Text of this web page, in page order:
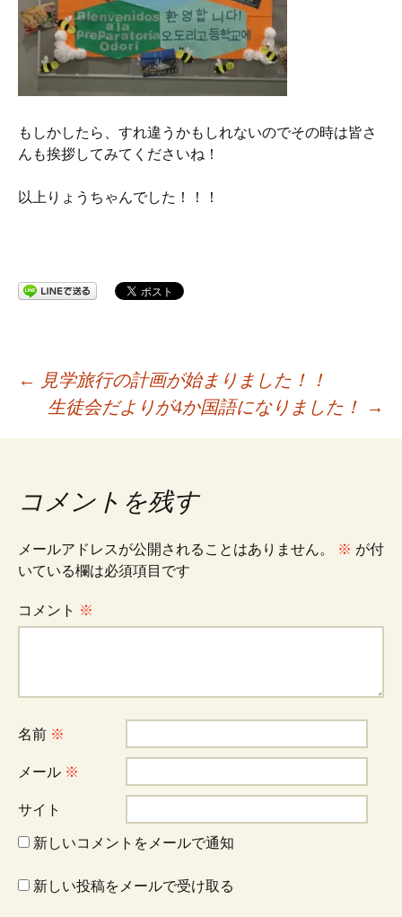
もしかしたら、すれ違うかもしれないのでその時は皆さ
んも挨拶してみてくださいね！
以上りょうちゃんでした！！！
投
稿
ナ
ビ
ゲ
シ
ョ
ン
←
見学旅行の計画が始まりました！！
生徒会だよりが4か国語になりました！
→
コメントを残す
メールアドレスが公開されることはありません。 ※ が付
いている欄は必須項目です
コメント ※
名前 ※
メール ※
サイト
新しいコメントをメールで通知
新しい投稿をメールで受け取る